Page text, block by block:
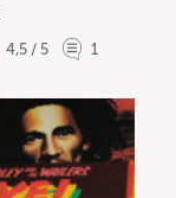
4,5 / 5 1